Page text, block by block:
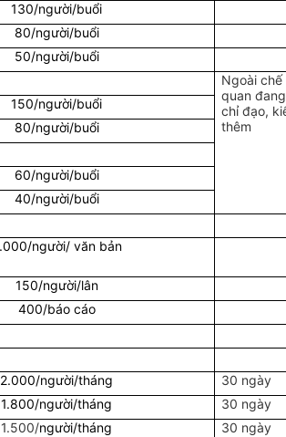
130/người/buổi
80/người/buổi
50/người/buổi
Ngoài
quan
chỉ đạo,
thêm
150/người/buổi
80/người/buổi
60/người/buổi
40/người/buổi
người/ văn bản
150/người/lân
400/báo cáo
2.000/người/tháng
30 ngày
1.800/người/tháng
30 ngày
1.500/người/tháng
30 ngày